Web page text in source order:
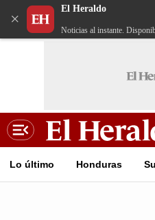
×
El Heraldo
Noticias al instante.
Lo último Honduras